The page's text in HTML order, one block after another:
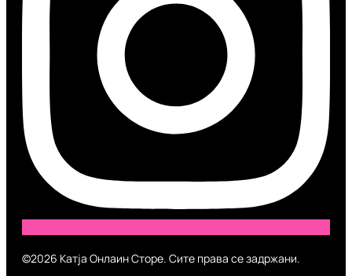
©2026 Катја Онлаин Сторе. Сите права се задржани.